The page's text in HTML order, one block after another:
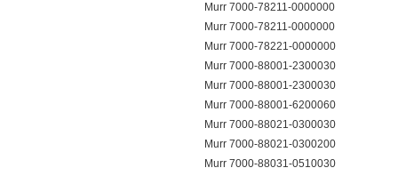
Murr 7000-78211-0000000
Murr 7000-78211-0000000
Murr 7000-78221-0000000
Murr 7000-88001-2300030
Murr 7000-88001-2300030
Murr 7000-88001-6200060
Murr 7000-88021-0300030
Murr 7000-88021-0300200
Murr 7000-88031-0510030